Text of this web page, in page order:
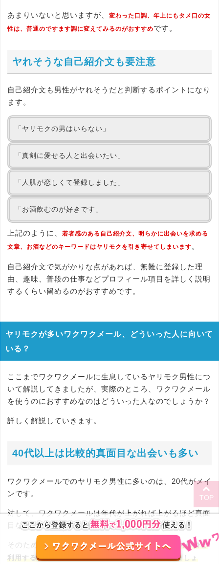
あまりいないと思いますが、
変わった口調、年上にもタメ口の女
性は、普通のですます調に変えてみるのがおすすめです。
ヤれそうな自己紹介文も要注意
自己紹介文も男性がヤれそうだと判断するポイントになり
ます。
「ヤリモクの男はいらない」
「真剣に愛せる人と出会いたい」
「人肌が恋しくて登録しました」
「お酒飲むのが好きです」
上記のように、
若者感のある自己紹介文、明らかに出会いを求める
文章、お酒などのキーワードはヤリモクを引き寄せてしまいます 。
自己紹介文で気がかりな点があれば、無難に登録した理
由、趣味、普段の仕事などプロフィール項目を詳しく説明
するくらい留めるのがおすすめです。
ヤリモクが多いワクワクメール、どういった人に向いて
いる？
ここまでワクワクメールに生息しているヤリモク男性につ
いて解説してきましたが、実際のところ、ワクワクメール
を使うのにおすすめなのはどういった人なのでしょうか？
詳しく解説していきます。
40代以上は比較的真面目な出会いも多い
ワクワクメールでのヤリモク男性に多いのは、20代がメイ
ンです。
対して、ワクワクメールは年代が上がれば上がるほど真面
目な出会いを求めている人は多くなります。
そのため真面目な出会いを求めている場合、自分の年齢と
利用するサイトやアプリがマッチしているか確認しましょ
TOP